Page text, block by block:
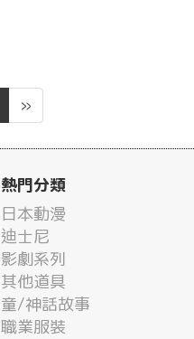
»
熱門分類
日本動漫
迪士尼
影劇系列
其他道具
童/神話故事
職業服裝